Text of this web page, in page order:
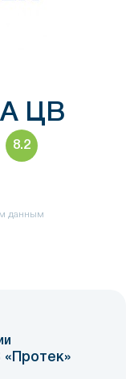
ЦВ
8.2
данным